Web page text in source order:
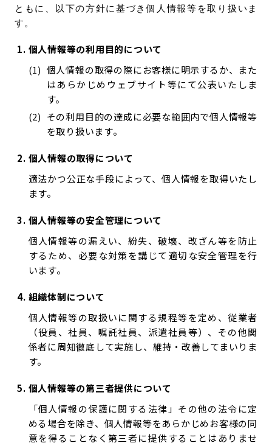
トピックス一覧
ともに、以下の方針に基づき個人情報等を取り扱いま
す。
個人情報等の利用目的について
個人情報の取得の際にお客様に明示するか、また
はあらかじめウェブサイト等にて公表いたしま
す。
その利用目的の達成に必要な範囲内で個人情報等
を取り扱います。
個人情報の取得について
適法かつ公正な手段によって、個人情報を取得いたし
ます。
個人情報等の安全管理について
個人情報等の漏えい、紛失、破壊、改ざん等を防止
するため、必要な対策を講じて適切な安全管理を行
います。
組織体制について
個人情報等の取扱いに関する規程等を定め、従業者
（役員、社員、嘱託社員、派遣社員等）、その他関
係者に周知徹底して実施し、維持・改善してまいりま
す。
個人情報等の第三者提供について
「個人情報の保護に関する法律」その他の法令に定
める場合を除き、個人情報等をあらかじめお客様の同
意を得ることなく第三者に提供することはありませ